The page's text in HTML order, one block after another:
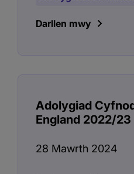
Darllen mwy
Adolygiad
England 2022/23
28 Mawrth 2024